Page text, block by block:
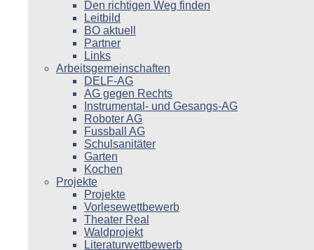
Den richtigen Weg finden
Leitbild
BO aktuell
Partner
Links
Arbeitsgemeinschaften
DELF-AG
AG gegen Rechts
Instrumental- und Gesangs-AG
Roboter AG
Fussball AG
Schulsanitäter
Garten
Kochen
Projekte
Projekte
Vorlesewettbewerb
Theater Real
Waldprojekt
Literaturwettbewerb